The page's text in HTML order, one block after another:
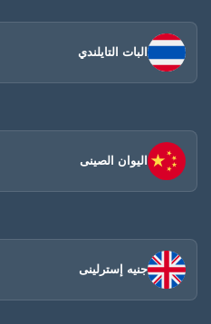
البات التايلندي
اليوان الصينى​
جنيه إسترلينى